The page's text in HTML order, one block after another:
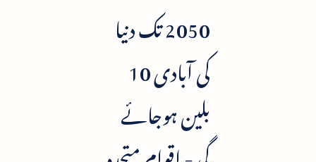
2050 تک دنیا
کی آبادی 10
بلین ہوجائے